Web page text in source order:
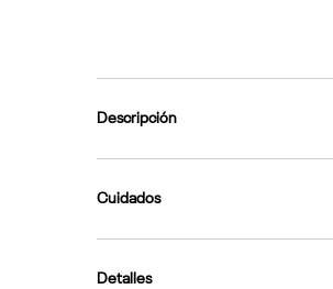
Descripción
Cuidados
Detalles